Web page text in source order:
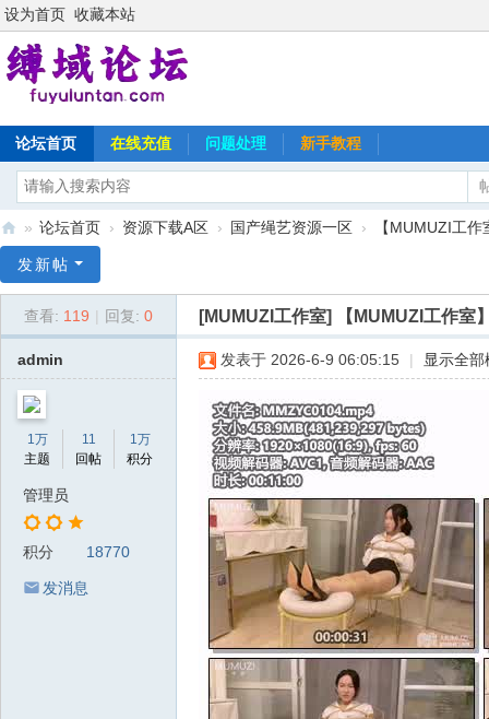
设为首页 收藏本站
论坛首页 在线充值 问题处理 新手教程
域
» 论坛首页 › 资源下载A区 › 国产绳艺资源一区 › 【MUMUZI工
发新帖
查看: 119 回复: 0 [MUMUZI工作室] 【MUMUZI工作室
admin
1万
主题
11
回帖
1万
积分
管理员
积分 18770
发消息
发表于 2026-6-9 06:05:15 显示全部